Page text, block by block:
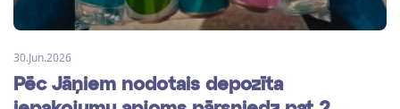
30.Jun.2026
Pēc Jāņiem nodotais depozīta